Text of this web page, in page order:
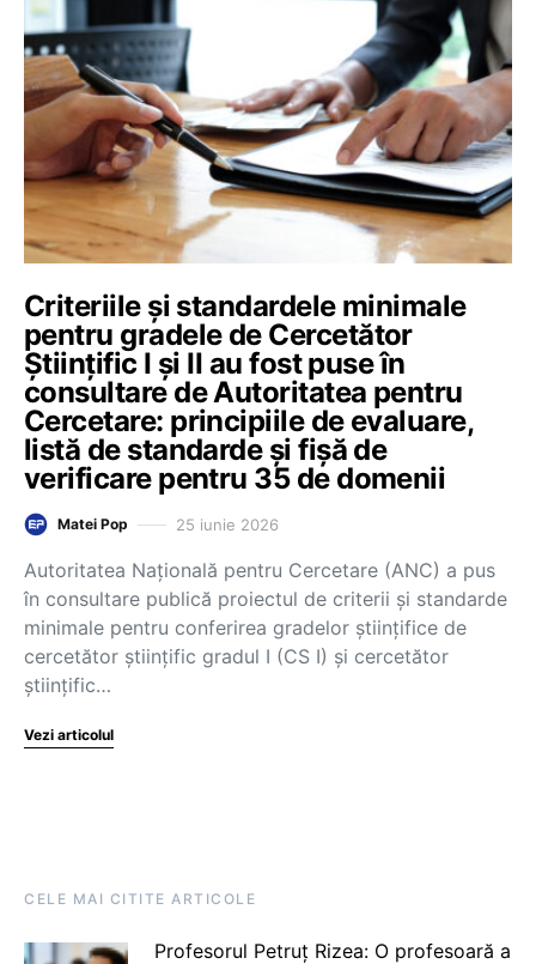
Criteriile și standardele minimale
pentru gradele de Cercetător
Științific I și II au fost puse în
consultare de Autoritatea pentru
Cercetare: principiile de evaluare,
listă de standarde și fișă de
verificare pentru 35 de domenii
Matei Pop 25 iunie 2026
Autoritatea Națională pentru Cercetare (ANC) a pus
în consultare publică proiectul de criterii și standarde
minimale pentru conferirea gradelor științifice de
cercetător științific gradul I (CS I) și cercetător
științific…
Vezi articolul
CELE MAI CITITE ARTICOLE
Profesorul Petruț Rizea: O profesoară a